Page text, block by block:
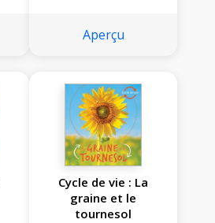
Aperçu
Cycle de vie : La
graine et le
tournesol